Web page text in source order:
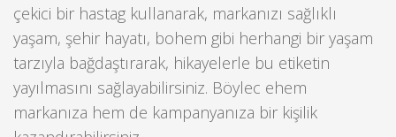
çekici bir hastag kullanarak, markanızı sağlıklı
yaşam, şehir hayatı, bohem gibi herhangi bir yaşam
tarzıyla bağdaştırarak, hikayelerle bu etiketin
yayılmasını sağlayabilirsiniz. Böylec ehem
markanıza hem de kampanyanıza bir kişilik